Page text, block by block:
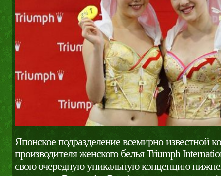
Японское подразделение всемирно известной
производителя женского белья Triumph
свою очередную уникальную концепцию